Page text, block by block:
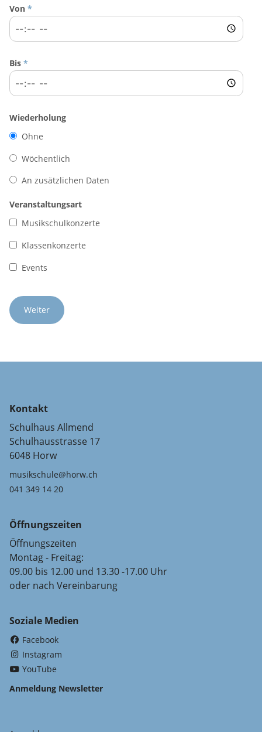
Von *
Bis *
Wiederholung
Ohne
Wöchentlich
An zusätzlichen Daten
Veranstaltungsart
Musikschulkonzerte
Klassenkonzerte
Events
Kontakt
Schulhaus Allmend
Schulhausstrasse 17
6048 Horw
musikschule@horw.ch
041 349 14 20
Öffnungszeiten
Öffnungszeiten
Montag - Freitag:
09.00 bis 12.00 und 13.30 -17.00 Uhr
oder nach Vereinbarung
Soziale Medien
Facebook
Instagram
YouTube
Anmeldung Newsletter